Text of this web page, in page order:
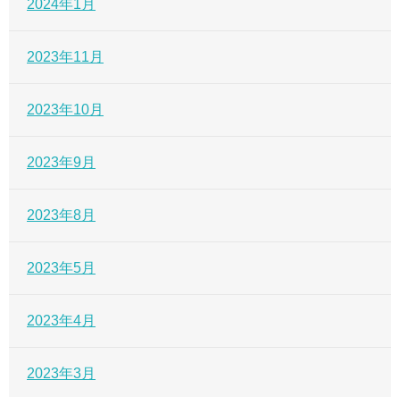
2024年1月
2023年11月
2023年10月
2023年9月
2023年8月
2023年5月
2023年4月
2023年3月